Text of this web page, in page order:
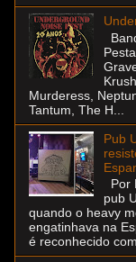
Murderess,
Tantum, The H...
Pub
Por
pub
quando o heavy
engatinhava na
é reconhecido